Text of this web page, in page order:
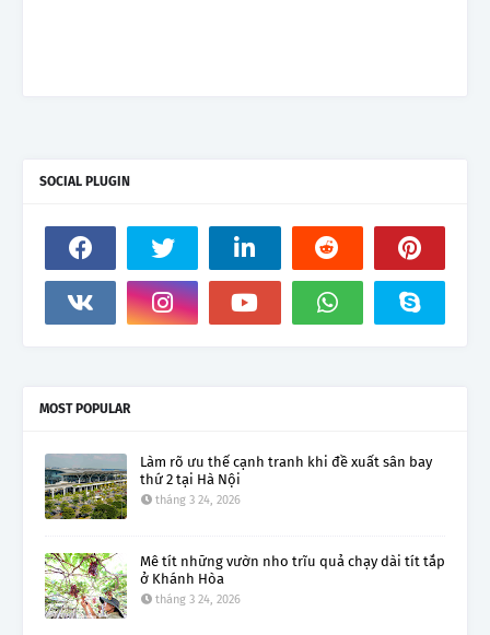
SOCIAL PLUGIN
MOST POPULAR
Làm rõ ưu thế cạnh tranh khi đề xuất sân bay
thứ 2 tại Hà Nội
tháng 3 24, 2026
Mê tít những vườn nho trĩu quả chạy dài tít tắp
ở Khánh Hòa
tháng 3 24, 2026